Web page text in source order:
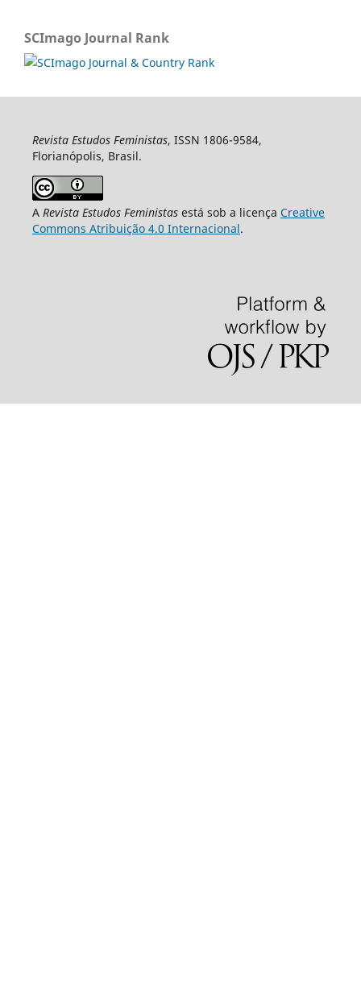
SCImago Journal Rank
Revista Estudos Feministas, ISSN 1806-9584,
Florianópolis, Brasil.
A Revista Estudos Feministasestá sob a licença Creative
Commons Atribuição 4.0 Internacional.